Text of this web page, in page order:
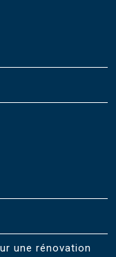
une rénovation